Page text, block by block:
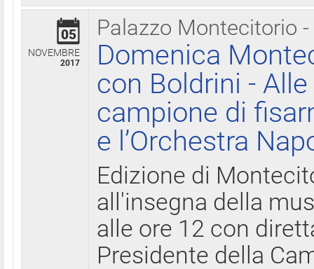
Palazzo Montecitorio
05
NOVEMBRE
2017
Domenica
con Boldrini -
campione di
e l’Orchestra
Edizione di
all'insegna della
alle ore 12 con
Presidente della